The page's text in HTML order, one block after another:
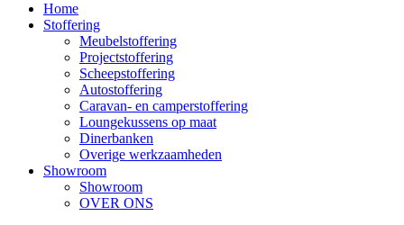
Home
Stoffering
Meubelstoffering
Projectstoffering
Scheepstoffering
Autostoffering
Caravan- en camperstoffering
Loungekussens op maat
Dinerbanken
Overige werkzaamheden
Showroom
Showroom
OVER ONS